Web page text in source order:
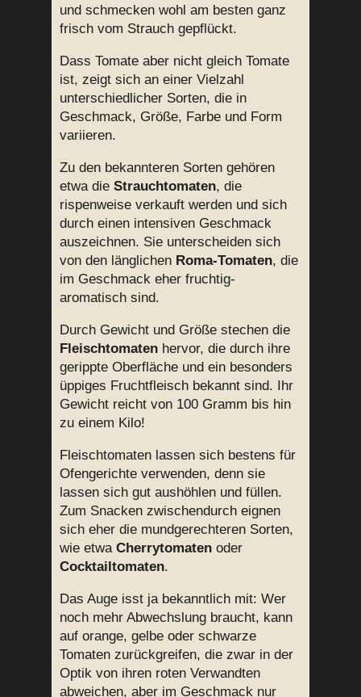
und schmecken wohl am besten ganz
frisch vom Strauch gepflückt.
Dass Tomate aber nicht gleich Tomate
ist, zeigt sich an einer Vielzahl
unterschiedlicher Sorten, die in
Geschmack, Größe, Farbe und Form
variieren.
Zu den bekannteren Sorten gehören
etwa die Strauchtomaten, die
rispenweise verkauft werden und sich
durch einen intensiven Geschmack
auszeichnen. Sie unterscheiden sich
von den länglichen Roma-Tomaten, die
im Geschmack eher fruchtig-
aromatisch sind.
Durch Gewicht und Größe stechen die
Fleischtomaten hervor, die durch ihre
gerippte Oberfläche und ein besonders
üppiges Fruchtfleisch bekannt sind. Ihr
Gewicht reicht von 100 Gramm bis hin
zu einem Kilo!
Fleischtomaten lassen sich bestens für
Ofengerichte verwenden, denn sie
lassen sich gut aushöhlen und füllen.
Zum Snacken zwischendurch eignen
sich eher die mundgerechteren Sorten,
wie etwa Cherrytomaten oder
Cocktailtomaten.
Das Auge isst ja bekanntlich mit: Wer
noch mehr Abwechslung braucht, kann
auf orange, gelbe oder schwarze
Tomaten zurückgreifen, die zwar in der
Optik von ihren roten Verwandten
abweichen, aber im Geschmack nur